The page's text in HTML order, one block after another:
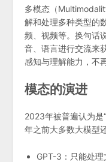
多模态（
解和处理多种类型的
频、视频等。换句话
音、语言进行交流来
感知与理解能力，不
模态的演进
2023年被普遍认为是
年之前大多数大模型
GPT-3：只能处理